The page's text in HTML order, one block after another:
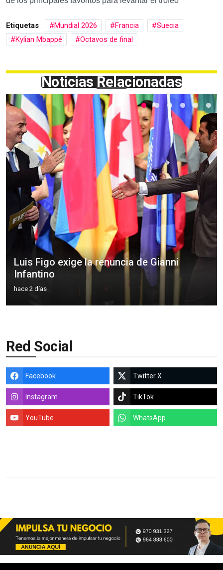
Etiquetas Mundial 2026 Francia
Suecia
Kylian Mbappé
Octavos de final
Noticias Relacionadas
Luis Figo exige la renuncia de Gianni
Infantino
hace 2 días
Red Social
Facebook Twitter X
Instagram TikTok
YouTube WhatsApp